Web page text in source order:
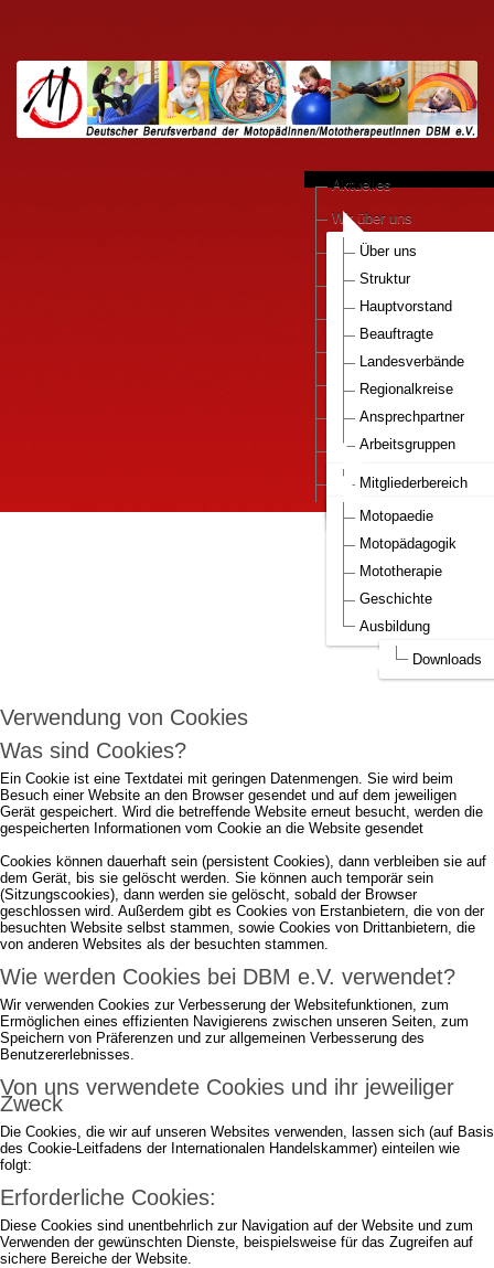
Aktuelles
Wir über uns
Über uns
Struktur
Hauptvorstand
Beauftragte
Landesverbände
Regionalkreise
Ansprechpartner
Arbeitsgruppen
anerkannte Praxen
Kooperationen
Motopädie konkret
Pressestimmen
DBM e.V.-Bestellservice
Mitglied werden..
Mitgliederbereich
Aufnahmeantrag
Infos Motopaedie
Motopaedie
Motopädagogik
Mototherapie
Geschichte
Ausbildung
Downloads
Um die Webseite optimal gestalten und
fortlaufend verbessern zu können, verwendet
Durch die weitere Nutzung der Webseite stimmen Sie der Verwendung von
Verwendung von Cookies
Was sind Cookies?
Ein Cookie ist eine Textdatei mit geringen Datenmengen. Sie wird beim
Besuch einer Website an den Browser gesendet und auf dem jeweiligen
Gerät gespeichert. Wird die betreffende Website erneut besucht, werden die
gespeicherten Informationen vom Cookie an die Website gesendet
Cookies können dauerhaft sein (persistent Cookies), dann verbleiben sie auf
dem Gerät, bis sie gelöscht werden. Sie können auch temporär sein
(Sitzungscookies), dann werden sie gelöscht, sobald der Browser
geschlossen wird. Außerdem gibt es Cookies von Erstanbietern, die von der
besuchten Website selbst stammen, sowie Cookies von Drittanbietern, die
von anderen Websites als der besuchten stammen.
Wie werden Cookies bei DBM e.V. verwendet?
Wir verwenden Cookies zur Verbesserung der Websitefunktionen, zum
Ermöglichen eines effizienten Navigierens zwischen unseren Seiten, zum
Speichern von Präferenzen und zur allgemeinen Verbesserung des
Benutzererlebnisses.
Von uns verwendete Cookies und ihr jeweiliger
Zweck
Die Cookies, die wir auf unseren Websites verwenden, lassen sich (auf Basis
des Cookie-Leitfadens der Internationalen Handelskammer) einteilen wie
folgt:
Erforderliche Cookies:
Diese Cookies sind unentbehrlich zur Navigation auf der Website und zum
Verwenden der gewünschten Dienste, beispielsweise für das Zugreifen auf
sichere Bereiche der Website.